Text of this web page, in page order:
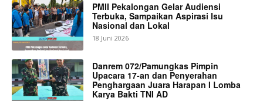
PMII Pekalongan Gelar Audiensi
Terbuka, Sampaikan Aspirasi Isu
Nasional dan Lokal
18 Juni 2026
Danrem 072/Pamungkas Pimpin
Upacara 17-an dan Penyerahan
Penghargaan Juara Harapan I Lomba
Karya Bakti TNI AD